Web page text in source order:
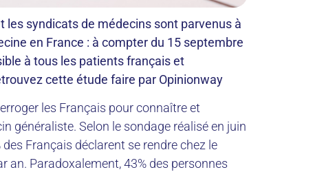
les syndicats de médecins sont parvenus à
en France : à compter du 15 septembre
à tous les patients français et
cette étude faire par Opinionway
les Français pour connaître et
généraliste. Selon le sondage réalisé en juin
Français déclarent se rendre chez le
an. Paradoxalement, 43% des personnes